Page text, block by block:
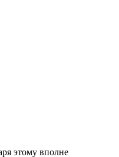
этому вполне